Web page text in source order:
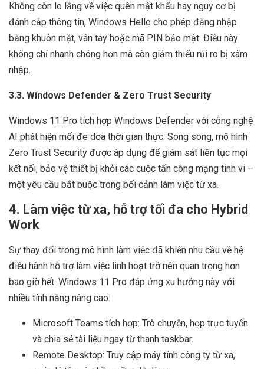
Không còn lo lắng về việc quên mật khẩu hay nguy cơ bị
đánh cắp thông tin, Windows Hello cho phép đăng nhập
bằng khuôn mặt, vân tay hoặc mã PIN bảo mật. Điều này
không chỉ nhanh chóng hơn mà còn giảm thiểu rủi ro bị xâm
nhập.
3.3. Windows Defender & Zero Trust Security
Windows 11 Pro tích hợp Windows Defender với công nghệ
AI phát hiện mối đe dọa thời gian thực. Song song, mô hình
Zero Trust Security được áp dụng để giám sát liên tục mọi
kết nối, bảo vệ thiết bị khỏi các cuộc tấn công mạng tinh vi –
một yêu cầu bắt buộc trong bối cảnh làm việc từ xa.
4. Làm việc từ xa, hỗ trợ tối đa cho Hybrid
Work
Sự thay đổi trong mô hình làm việc đã khiến nhu cầu về hệ
điều hành hỗ trợ làm việc linh hoạt trở nên quan trọng hơn
bao giờ hết. Windows 11 Pro đáp ứng xu hướng này với
nhiều tính năng nâng cao:
Microsoft Teams tích hợp: Trò chuyện, họp trực tuyến
và chia sẻ tài liệu ngay từ thanh taskbar.
Remote Desktop: Truy cập máy tính công ty từ xa,